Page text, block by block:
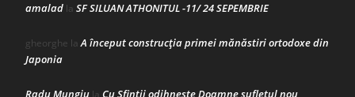
amalad la SF SILUAN ATHONITUL -11/ 24 SEPEMBRIE
gheorghe laA început construcţia primei mănăstiri ortodoxe din
Japonia
Radu Mungiu
Cu Sfinții odihnește Doamne sufletul nou